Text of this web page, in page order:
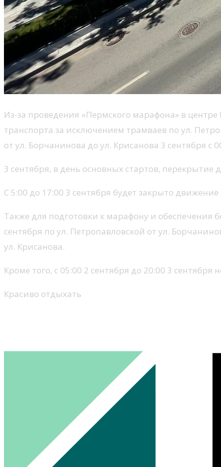
Из-за проведения «Пермского марафона» в
транспорта за исключением трамваев по ул.
от ул. Борчанинова до ул. Крисанова 3 сентября с
3 сентября, в день основных стартов,
С 5:00 до 17:00 3 сентября будет закрыто
Также для подготовки к марафону и обеспечения
сентября по ул. Петропавловской от ул.
ул. Крисанова.
Кроме того, с 05:00 2 сентября до 20:00 3
Красиво отдыхать